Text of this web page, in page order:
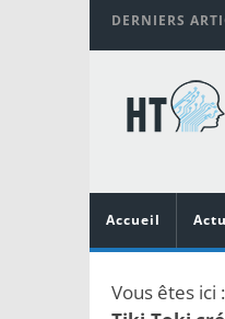
DERNIERS
Accueil
Vous êtes ici :